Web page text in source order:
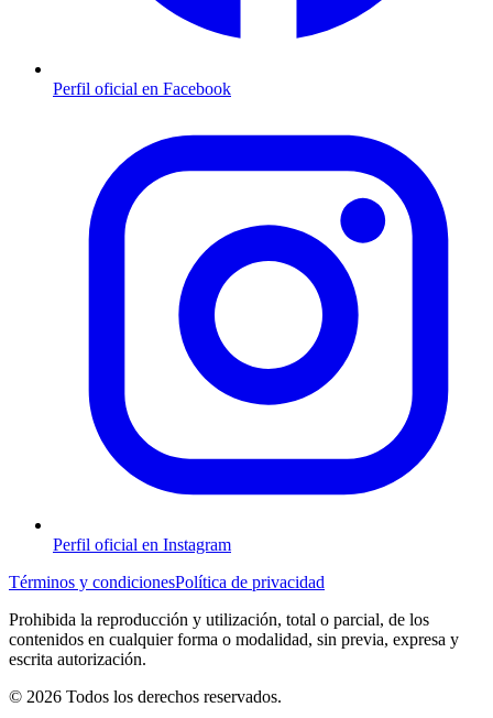
Perfil oficial en Facebook
Perfil oficial en Instagram
Términos y condicionesPolítica de privacidad
Prohibida la reproducción y utilización, total o parcial, de los
contenidos en cualquier forma o modalidad, sin previa, expresa y
escrita autorización.
© 2026 Todos los derechos reservados.